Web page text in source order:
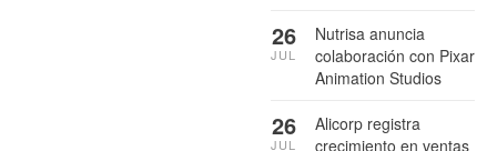
Nutrisa anuncia
colaboración con Pixar
Animation Studios
26
JUL
Alicorp registra
crecimiento en ventas
26
JUL